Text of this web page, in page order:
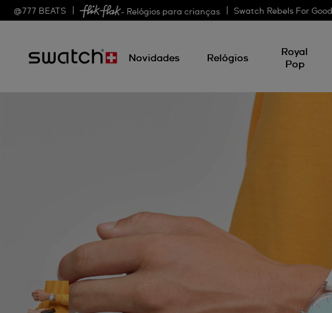
@ 777 BEATS - Relógios para crianças Swatch Rebels For Good
Novidades Relógios
Royal
Pop